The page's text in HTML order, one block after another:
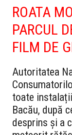
ROATA
PARCUL
FILM DE
Autoritatea
toate
Bacău, după
desprins și a